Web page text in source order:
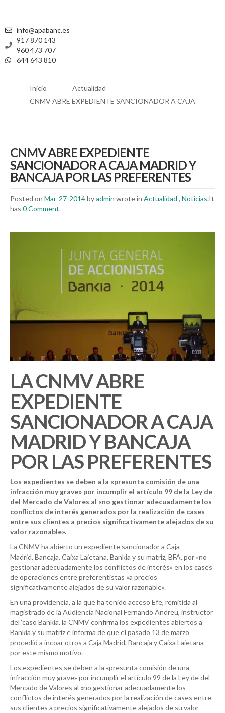
info@apabanc.es
917 870 143
960 473 707
644 643 810
Inicio
Actualidad
CNMV ABRE EXPEDIENTE SANCIONADOR A CAJA
CNMV ABRE EXPEDIENTE
SANCIONADOR A CAJA MADRID Y
BANCAJA POR LAS PREFERENTES
Posted on Mar-27-2014byadmin wrote in Actualidad , Noticias.It
has 0 Comment.
LA CNMV ABRE
EXPEDIENTE
SANCIONADOR A CAJA
MADRID Y BANCAJA
POR LAS PREFERENTES
Los expedientes se deben a la «presunta comisión de una
infracción muy grave» por incumplir el artículo 99 de la Ley de
del Mercado de Valores al «no gestionar adecuadamente los
conflictos de interés generados por la realización de cases
entre sus clientes a precios significativamente alejados de su
valor razonable».
La CNMV ha abierto un expediente sancionador a Caja
Madrid, Bancaja, Caixa Laietana, Bankia y su matriz, BFA, por «no
gestionar adecuadamente los conflictos de interés» en los cases
de operaciones entre preferentistas «a precios
significativamente alejados de su valor razonable».
En una providencia, a la que ha tenido acceso Efe, remitida al
magistrado de la Audiencia Nacional Fernando Andreu, instructor
del ‘caso Bankia’, la CNMV confirma los expedientes abiertos a
Bankia y su matriz e informa de que el pasado 13 de marzo
procedió a incoar otros a Caja Madrid, Bancaja y Caixa Laietana
por este mismo motivo.
Los expedientes se deben a la «presunta comisión de una
infracción muy grave» por incumplir el artículo 99 de la Ley de del
Mercado de Valores al «no gestionar adecuadamente los
conflictos de interés generados por la realización de cases entre
sus clientes a precios significativamente alejados de su valor